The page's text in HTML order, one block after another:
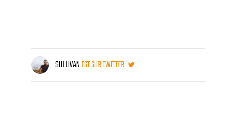
SULLIVANEST SUR TWITTER